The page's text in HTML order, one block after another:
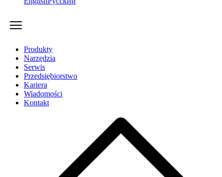
Produkty
Narzędzia
Serwis
Przedsiębiorstwo
Kariera
Wiadomości
Kontakt